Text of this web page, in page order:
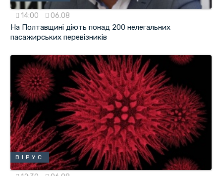
14:00 06.08
На Полтавщині діють понад 200 нелегальних
пасажирських перевізників
ВІРУС